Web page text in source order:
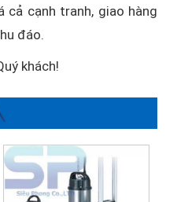
cả cạnh tranh, giao hàng
đáo.
khách!